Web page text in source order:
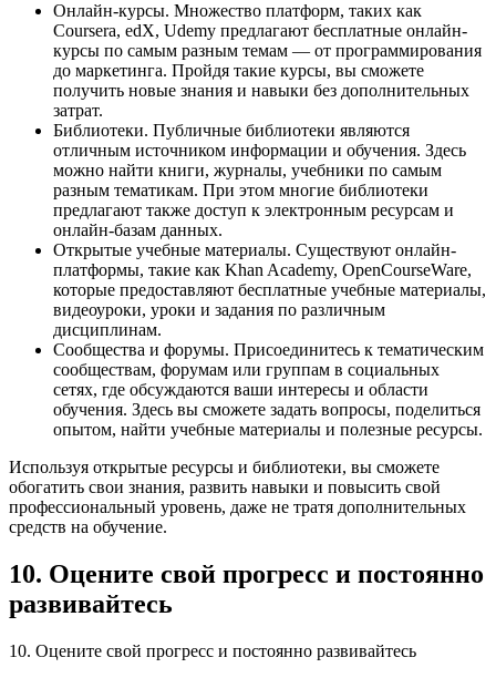
Онлайн-курсы. Множество платформ, таких как
Coursera, edX, Udemy предлагают бесплатные онлайн-
курсы по самым разным темам — от программирования
до маркетинга. Пройдя такие курсы, вы сможете
получить новые знания и навыки без дополнительных
затрат.
Библиотеки. Публичные библиотеки являются
отличным источником информации и обучения. Здесь
можно найти книги, журналы, учебники по самым
разным тематикам. При этом многие библиотеки
предлагают также доступ к электронным ресурсам и
онлайн-базам данных.
Открытые учебные материалы. Существуют онлайн-
платформы, такие как Khan Academy, OpenCourseWare,
которые предоставляют бесплатные учебные материалы,
видеоуроки, уроки и задания по различным
дисциплинам.
Сообщества и форумы. Присоединитесь к тематическим
сообществам, форумам или группам в социальных
сетях, где обсуждаются ваши интересы и области
обучения. Здесь вы сможете задать вопросы, поделиться
опытом, найти учебные материалы и полезные ресурсы.
Используя открытые ресурсы и библиотеки, вы сможете
обогатить свои знания, развить навыки и повысить свой
профессиональный уровень, даже не тратя дополнительных
средств на обучение.
10. Оцените свой прогресс и постоянно
развивайтесь
10. Оцените свой прогресс и постоянно развивайтесь